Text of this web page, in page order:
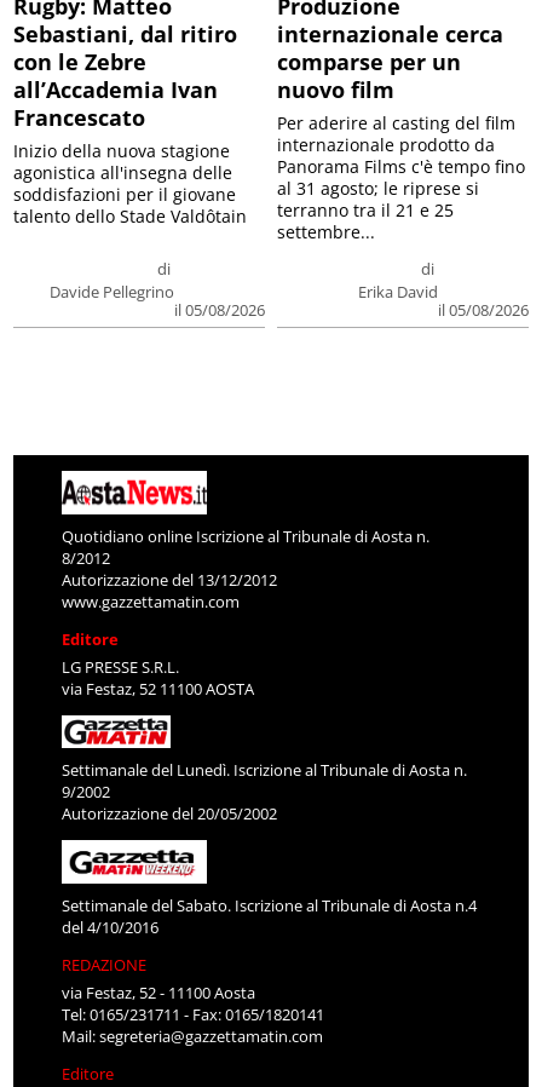
Rugby: Matteo
Sebastiani, dal ritiro
con le Zebre
all’Accademia Ivan
Francescato
di
Davide Pellegrino
il 05/08/2026
Inizio della nuova stagione
agonistica all'insegna delle
soddisfazioni per il giovane
talento dello Stade Valdôtain
Produzione
internazionale cerca
comparse per un
nuovo film
di
Erika David
il 05/08/2026
Per aderire al casting del film
internazionale prodotto da
Panorama Films c'è tempo fino
al 31 agosto; le riprese si
terranno tra il 21 e 25
settembre...
Quotidiano online Iscrizione al Tribunale di Aosta n.
8/2012
Autorizzazione del 13/12/2012
www.gazzettamatin.com
Editore
LG PRESSE S.R.L.
via Festaz, 52 11100 AOSTA
Settimanale del Lunedì. Iscrizione al Tribunale di Aosta n.
9/2002
Autorizzazione del 20/05/2002
Settimanale del Sabato. Iscrizione al Tribunale di Aosta n.4
del 4/10/2016
REDAZIONE
via Festaz, 52 - 11100 Aosta
Tel: 0165/231711 - Fax: 0165/1820141
Mail:segreteria@gazzettamatin.com
Editore